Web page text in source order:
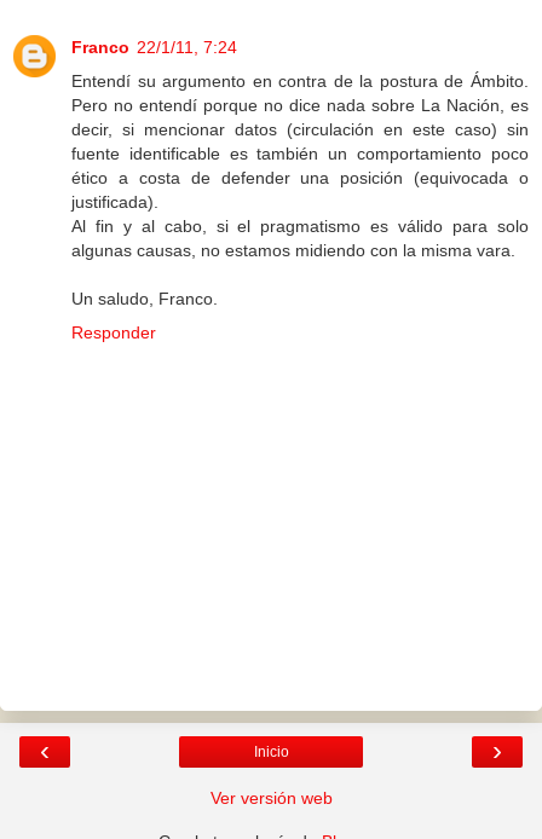
Franco 22/1/11, 7:24
Entendí su argumento en contra de la postura de Ámbito.
Pero no entendí porque no dice nada sobre La Nación, es
decir, si mencionar datos (circulación en este caso) sin
fuente identificable es también un comportamiento poco
ético a costa de defender una posición (equivocada o
justificada).
Al fin y al cabo, si el pragmatismo es válido para solo
algunas causas, no estamos midiendo con la misma vara.
Un saludo, Franco.
Responder
‹ ›
Inicio
Ver versión web